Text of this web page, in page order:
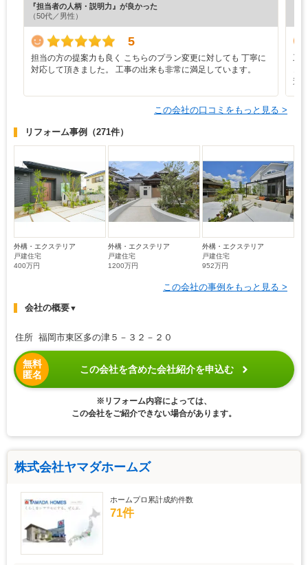
『担当者の人柄・説明力』が良かった
（50代／男性）
5
担当の方の提案力も良く こちらのプラン変更に対しても 丁寧に
対応して頂きました。 工事の出来も非常に満足しています。
工
連
この会社の口コミをもっと見る >
リフォーム事例 （271件）
外構・エクステリア
戸建住宅
400万円
外構・エクステリア
戸建住宅
1200万円
外構・エクステリア
戸建住宅
952万円
この会社の事例をもっと見る >
会社の概要▼
住所 福岡市東区多の津５－３２－２０
無料
匿名
この会社を含めた会社紹介を申込む
※リフォーム内容によっては、
この会社をご紹介できない場合があります。
株式会社ヤマダホームズ
ホームプロ累計成約件数
71件